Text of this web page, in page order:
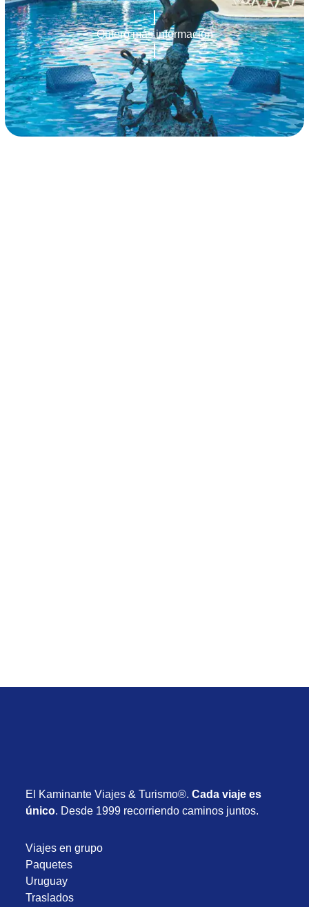
Quiero más información
El Kaminante Viajes & Turismo®.Cada viaje es
único. Desde 1999 recorriendo caminos juntos.
Viajes en grupo
Paquetes
Uruguay
Traslados